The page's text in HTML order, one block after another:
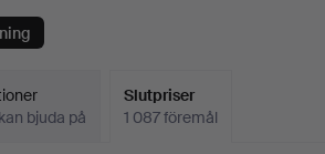
bjuda på
Slutpriser
1 087 föremål